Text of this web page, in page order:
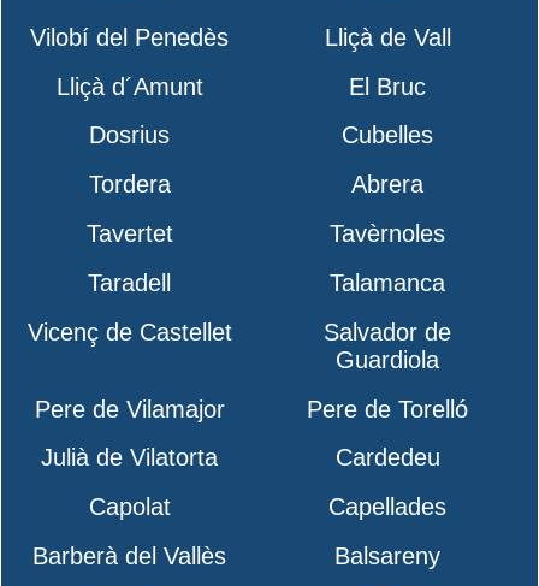
Vilobí del Penedès
Lliçà de Vall
Lliçà d´Amunt
El Bruc
Dosrius
Cubelles
Tordera
Abrera
Tavertet
Tavèrnoles
Taradell
Talamanca
Vicenç de Castellet
Salvador de
Guardiola
Pere de Vilamajor
Pere de Torelló
Julià de Vilatorta
Cardedeu
Capolat
Capellades
Barberà del Vallès
Balsareny